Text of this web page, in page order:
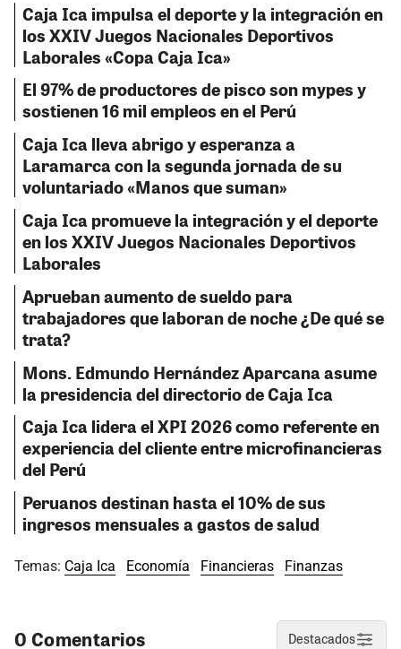
Caja Ica impulsa el deporte y la integración en
los XXIV Juegos Nacionales Deportivos
Laborales «Copa Caja Ica»
El 97% de productores de pisco son mypes y
sostienen 16 mil empleos en el Perú
Caja Ica lleva abrigo y esperanza a
Laramarca con la segunda jornada de su
voluntariado «Manos que suman»
Caja Ica promueve la integración y el deporte
en los XXIV Juegos Nacionales Deportivos
Laborales
Aprueban aumento de sueldo para
trabajadores que laboran de noche ¿De qué se
trata?
Mons. Edmundo Hernández Aparcana asume
la presidencia del directorio de Caja Ica
Caja Ica lidera el XPI 2026 como referente en
experiencia del cliente entre microfinancieras
del Perú
Peruanos destinan hasta el 10% de sus
ingresos mensuales a gastos de salud
Temas: Caja Ica Economía Financieras Finanzas
0 Comentarios Destacados